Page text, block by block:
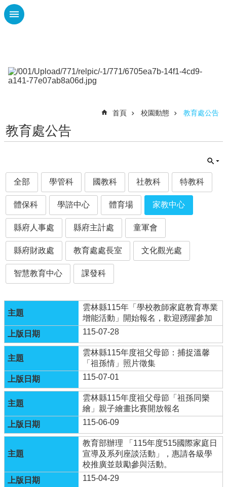
跳到主要內容區塊
尋
畫
性
區
校
園
動
態
認
識
本
校
政
處
室
校
務
E
化
宣
導
網
站
學
專
區
首頁 校園動態 教育處公告
教育處公告
全部 學管科 國教科 社教科 特教科
體保科 學諮中心 體育場 家教中心
縣府人事處 縣府主計處 童軍會
縣府財政處 教育處處長室 文化觀光處
智慧教育中心 課發科
雲林縣115年「學校教師家庭教育專業
增能活動」開始報名，歡迎踴躍參加
115-07-28
雲林縣115年度祖父母節：捕捉溫馨
「祖孫情」照片徵集
115-07-01
雲林縣115年度祖父母節「祖孫同樂
繪」親子繪畫比賽開放報名
115-06-09
教育部辦理 「115年度515國際家庭日
宣導及系列座談活動」，惠請各級學
校推廣並鼓勵參與活動。
115-04-29